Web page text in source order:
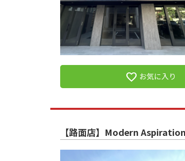
favorite お気に入り
【路面店】Modern